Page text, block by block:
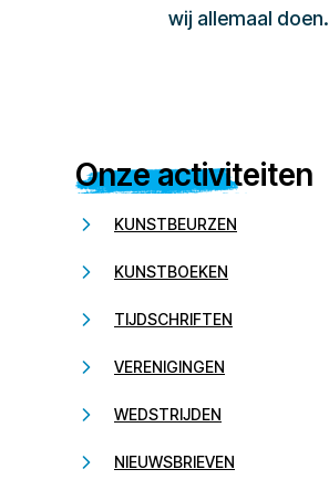
wij allemaal doen.
Onze activiteiten
KUNSTBEURZEN
KUNSTBOEKEN
TIJDSCHRIFTEN
VERENIGINGEN
WEDSTRIJDEN
NIEUWSBRIEVEN232323